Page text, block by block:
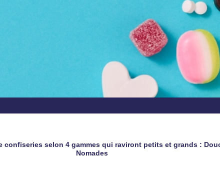
confiseries selon 4 gammes qui raviront petits et grands :
Nomades